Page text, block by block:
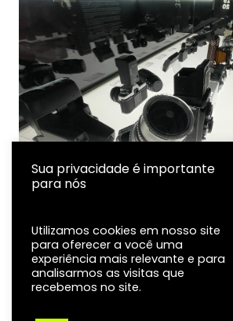
LINHA DO TEMPO DA
EXPOSIÇÃO
Sua privacidade é importante
para nós
Utilizamos cookies em nosso site
para oferecer a você uma
experiência mais relevante e para
analisarmos as visitas que
recebemos no site.